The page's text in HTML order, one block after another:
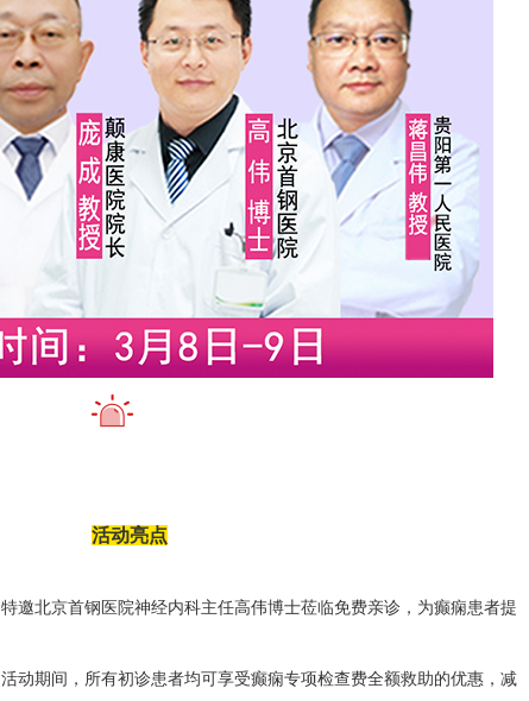
活动亮点
特邀北京首钢医院神经内科主任高伟博士莅临免费亲诊，为癫痫患者提
活动期间，所有初诊患者均可享受癫痫专项检查费全额救助的优惠，减